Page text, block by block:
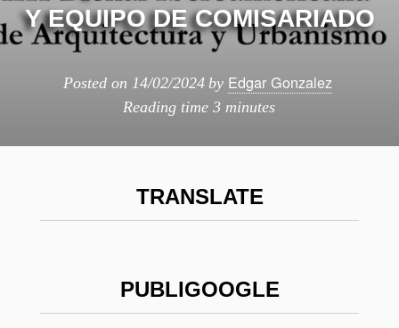
Y EQUIPO DE COMISARIADO
Posted on 14/02/2024 by Edgar Gonzalez
Reading time 3 minutes
TRANSLATE
PUBLIGOOGLE